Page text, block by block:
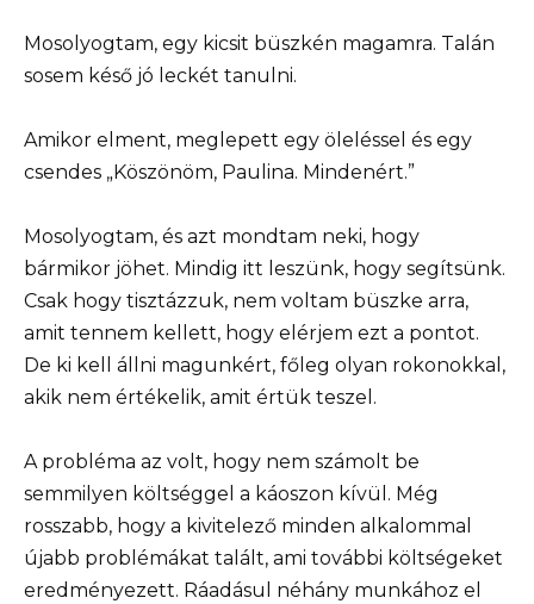
Mosolyogtam, egy kicsit büszkén magamra. Talán
sosem késő jó leckét tanulni.
Amikor elment, meglepett egy öleléssel és egy
csendes „Köszönöm, Paulina. Mindenért.”
Mosolyogtam, és azt mondtam neki, hogy
bármikor jöhet. Mindig itt leszünk, hogy segítsünk.
Csak hogy tisztázzuk, nem voltam büszke arra,
amit tennem kellett, hogy elérjem ezt a pontot.
De ki kell állni magunkért, főleg olyan rokonokkal,
akik nem értékelik, amit értük teszel.
A probléma az volt, hogy nem számolt be
semmilyen költséggel a káoszon kívül. Még
rosszabb, hogy a kivitelező minden alkalommal
újabb problémákat talált, ami további költségeket
eredményezett. Ráadásul néhány munkához el